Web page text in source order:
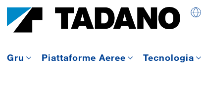
Gru Piattaforme Aeree Tecnologia